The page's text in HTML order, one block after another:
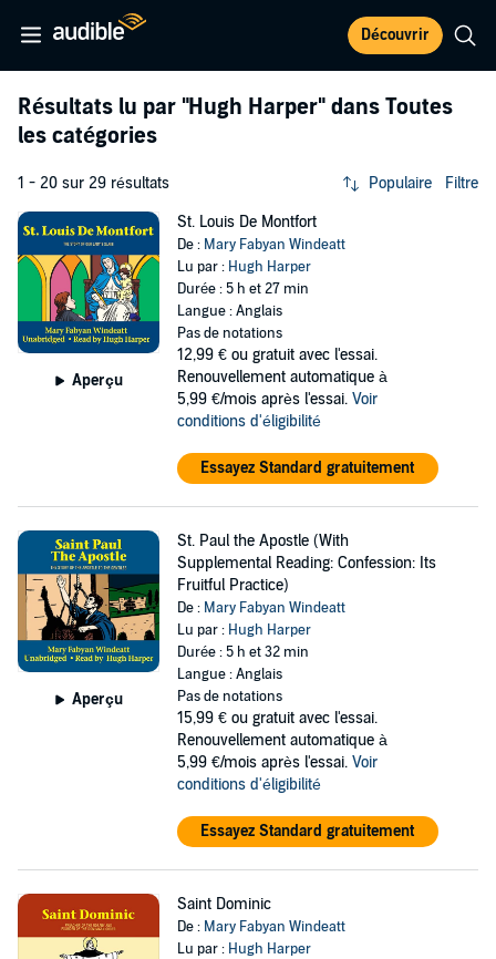
Découvrir
Résultats lu par "Hugh Harper" dans Toutes
les catégories
1 - 20 sur 29 résultats Populaire Filtre
Aperçu
St. Louis De Montfort
De : Mary Fabyan Windeatt
Lu par : Hugh Harper
Durée : 5 h et 27 min
Langue : Anglais
Pas de notations
12,99 € ou gratuit avec l'essai.
Renouvellement automatique à
5,99 €/mois après l'essai. Voir
conditions d'éligibilité
Essayez Standard gratuitement
Aperçu
St. Paul the Apostle (With
Supplemental Reading: Confession: Its
Fruitful Practice)
De : Mary Fabyan Windeatt
Lu par : Hugh Harper
Durée : 5 h et 32 min
Langue : Anglais
Pas de notations
15,99 € ou gratuit avec l'essai.
Renouvellement automatique à
5,99 €/mois après l'essai. Voir
conditions d'éligibilité
Essayez Standard gratuitement
Saint Dominic
De : Mary Fabyan Windeatt
Lu par : Hugh Harper